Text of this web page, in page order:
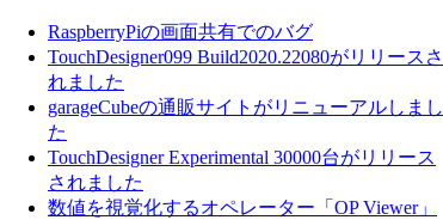
RaspberryPiの画面共有でのバグ
TouchDesigner099 Build2020.22080がリリースさ
れました
garageCubeの通販サイトがリニューアルしまし
た
TouchDesigner Experimental 30000台がリリース
されました
数値を視覚化するオペレーター「OP Viewer」